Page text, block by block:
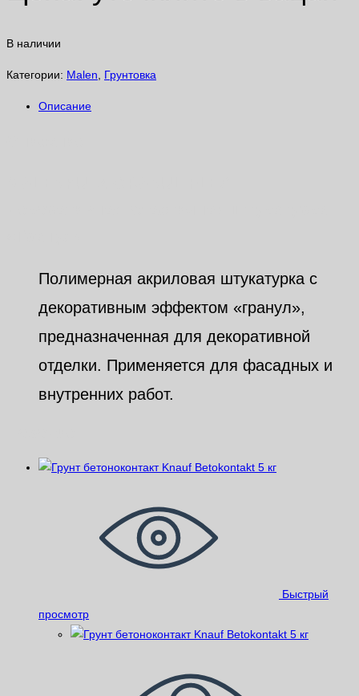
В наличии
Категории: Malen Грунтовка
Описание
Полимерная акриловая штукатурка с
декоративным эффектом «гранул»,
предназначенная для декоративной
отделки. Применяется для фасадных и
внутренних работ.
Быстрый
просмотр